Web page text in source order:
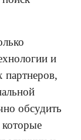
и
партнеров,
обсудить